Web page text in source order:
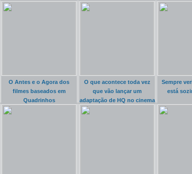
O Antes e o Agora dos
filmes baseados em
Quadrinhos
O que acontece toda vez
que vão lançar um
adaptação de HQ no cinema
Sempre
está